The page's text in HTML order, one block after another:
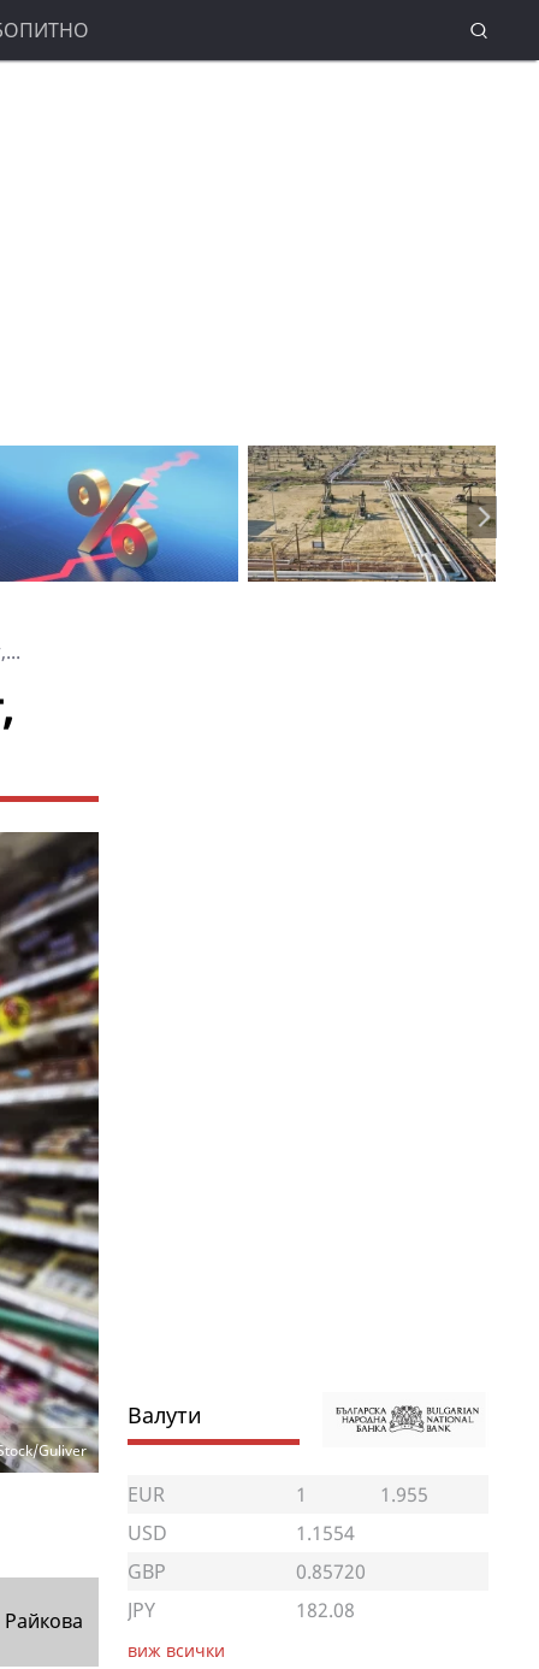
Guliver
Валути
EUR 1
1.955
USD
1.1554
GBP
0.85720
JPY
182.08
виж всички